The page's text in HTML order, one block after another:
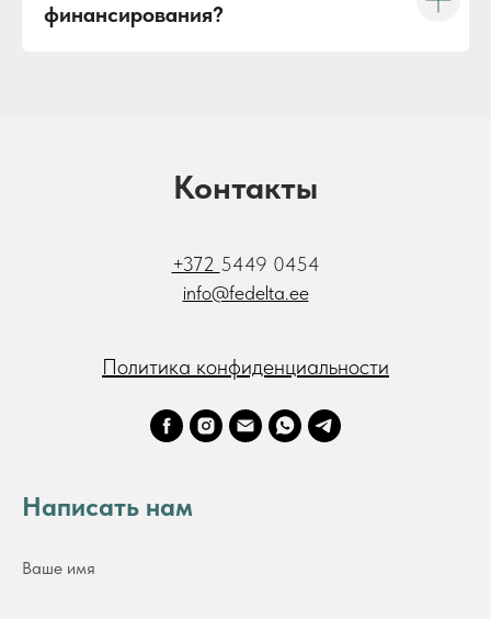
финансирования?
Контакты
+372 5449 0454
info@fedelta.ee
Политика конфиденциальности
Написать нам
Ваше имя